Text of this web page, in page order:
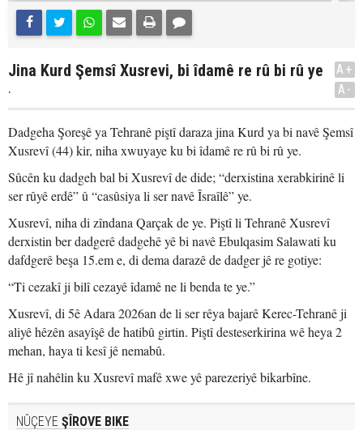
Jina Kurd Şemsî Xusrevi, bi îdamê re rû bi rû ye
.
A+
A-
Dadgeha Şoreşê ya Tehranê piştî daraza jina Kurd ya bi navê Şemsî
Xusrevî (44) kir, niha xwuyaye ku bi îdamê re rû bi rû ye.
Sûcên ku dadgeh bal bi Xusrevî de dide; “derxistina xerabkirinê li
ser rûyê erdê” û “casûsiya li ser navê Îsraîlê” ye.
Xusrevî, niha di zîndana Qarçak de ye. Piştî li Tehranê Xusrevî
derxistin ber dadgerê dadgehê yê bi navê Ebulqasim Salawati ku
dafdgerê beşa 15.em e, di dema darazê de dadger jê re gotiye:
“Ti cezakî ji bilî cezayê îdamê ne li benda te ye.”
Xusrevî, di 5ê Adara 2026an de li ser rêya bajarê Kerec-Tehranê ji
aliyê hêzên asayîşê de hatibû girtin. Piştî desteserkirina wê heya 2
mehan, haya ti kesî jê nemabû.
Hê jî nahêlin ku Xusrevî mafê xwe yê parezeriyê bikarbîne.
NÛÇEYE ŞÎROVE BIKE